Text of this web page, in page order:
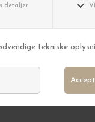
Indi grey Ø:16